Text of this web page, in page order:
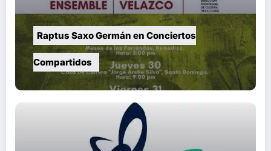
Raptus Saxo Germán en Conciertos